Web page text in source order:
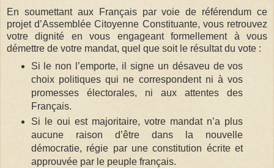
En soumettant aux Français par voie de référendum ce
projet d’Assemblée Citoyenne Constituante, vous retrouvez
votre dignité en vous engageant formellement à vous
démettre de votre mandat, quel que soit le résultat du vote :
Si le non l’emporte, il signe un désaveu de vos
choix politiques qui ne correspondent ni à vos
promesses électorales, ni aux attentes des
Français.
Si le oui est majoritaire, votre mandat n’a plus
aucune raison d’être dans la nouvelle
démocratie, régie par une constitution écrite et
approuvée par le peuple français.